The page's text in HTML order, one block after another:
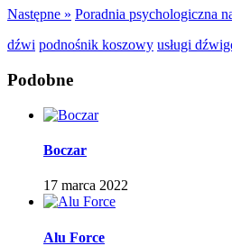
Następne » Poradnia psychologiczna
dźwi podnośnik koszowy usługi
Podobne
Boczar
17 marca 2022
Alu Force